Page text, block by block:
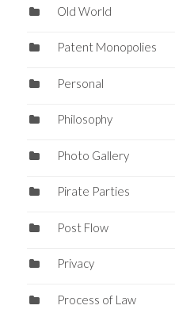
Old World
Patent Monopolies
Personal
Philosophy
Photo Gallery
Pirate Parties
Post Flow
Privacy
Process of Law